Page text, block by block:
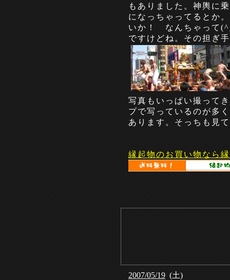
もありました。神輿に
になっちゃってるとか
いか！ なんちゃって
ですけどね。その担ぎ
写真もいっぱい撮って
プで写っているのが多
あります。そっちも見
縁起物のお買い物なら
2007/05/19 (土)